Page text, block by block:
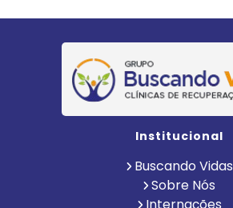
Institucional
Buscando Vidas
Sobre Nós